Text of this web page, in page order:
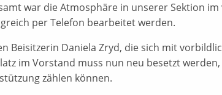
war die Atmosphäre in unserer Sektion im
per Telefon bearbeitet werden.
Beisitzerin Daniela Zryd, die sich mit
im Vorstand muss nun neu besetzt
zählen können.